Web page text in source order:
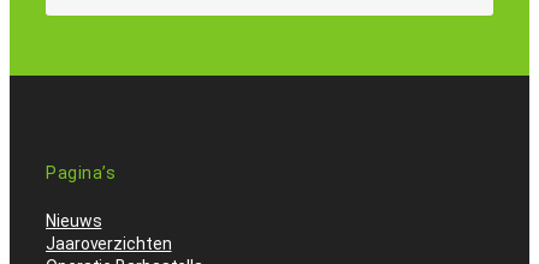
Pagina’s
Nieuws
Jaaroverzichten